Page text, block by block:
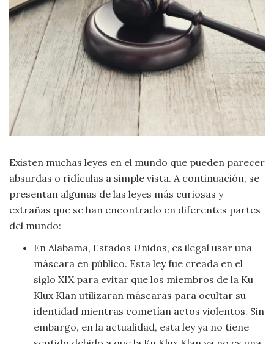
Criminología
Deporte
Economía
Gastronomía
Lenguaje
Leyes
Literatura
Moda
Tendencias
Naturaleza
Existen muchas leyes en el mundo que pueden parecer
absurdas o ridículas a simple vista. A continuación, se
presentan algunas de las leyes más curiosas y
extrañas que se han encontrado en diferentes partes
del mundo:
En Alabama, Estados Unidos, es ilegal usar una
máscara en público. Esta ley fue creada en el
siglo XIX para evitar que los miembros de la Ku
Klux Klan utilizaran máscaras para ocultar su
identidad mientras cometían actos violentos. Sin
embargo, en la actualidad, esta ley ya no tiene